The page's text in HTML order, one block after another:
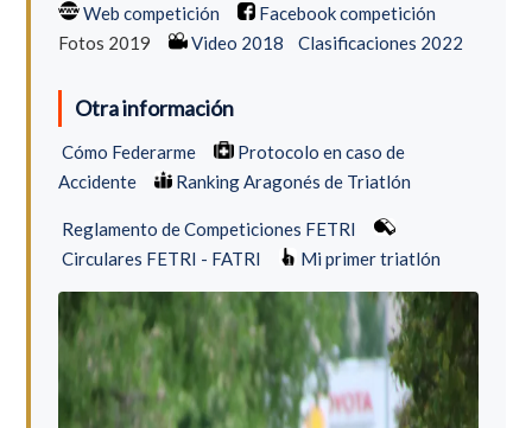
Web competición
Facebook competición
Fotos 2019
Video 2018 Clasificaciones 2022
Otra información
Cómo Federarme
Protocolo en caso de
Accidente
Ranking Aragonés de Triatlón
Reglamento de Competiciones FETRI
Circulares FETRI - FATRI
Mi primer triatlón